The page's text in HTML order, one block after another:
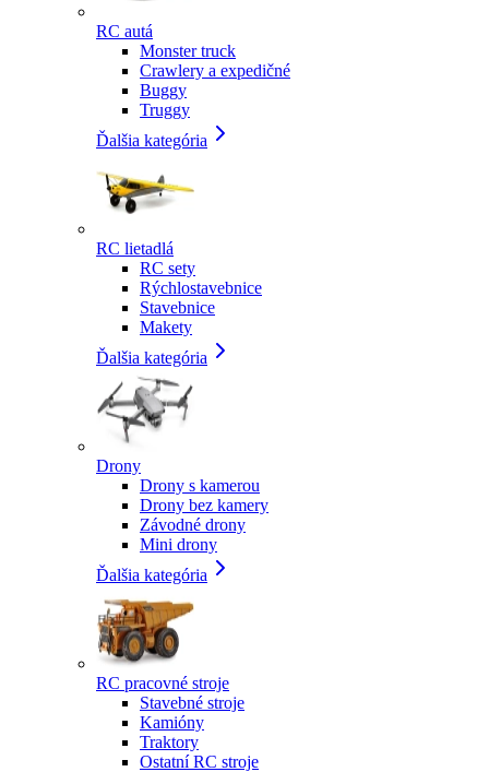
RC autá
Monster truck
Crawlery a expedičné
Buggy
Truggy
Ďalšia kategória
RC lietadlá
RC sety
Rýchlostavebnice
Stavebnice
Makety
Ďalšia kategória
Drony
Drony s kamerou
Drony bez kamery
Závodné drony
Mini drony
Ďalšia kategória
RC pracovné stroje
Stavebné stroje
Kamióny
Traktory
Ostatní RC stroje